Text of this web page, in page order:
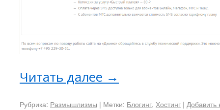
Читать далее →
Рубрика: Размышлизмы | Метки: Блогинг, Хостинг | Добавить